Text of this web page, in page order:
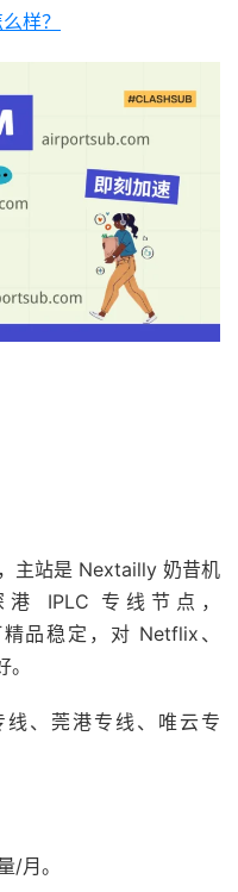
样？
主站是 Nextailly 奶昔机
IPLC 专线节点，
品稳定，对 Netflix、
线、莞港专线、唯云专
/月。